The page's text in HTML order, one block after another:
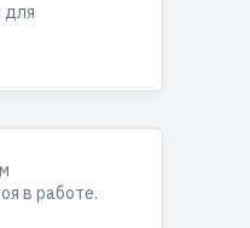
для
в работе.